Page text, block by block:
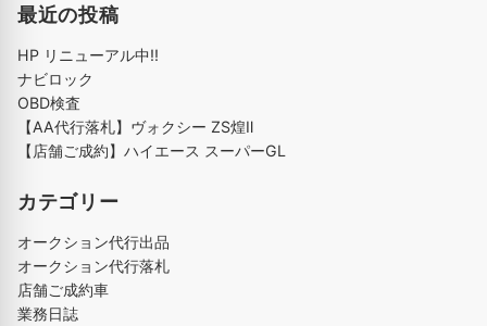
最近の投稿
HP リニューアル中!!
ナビロック
OBD検査
【AA代行落札】ヴォクシー ZS煌Ⅱ
【店舗ご成約】ハイエース スーパーGL
カテゴリー
オークション代行出品
オークション代行落札
店舗ご成約車
業務日誌